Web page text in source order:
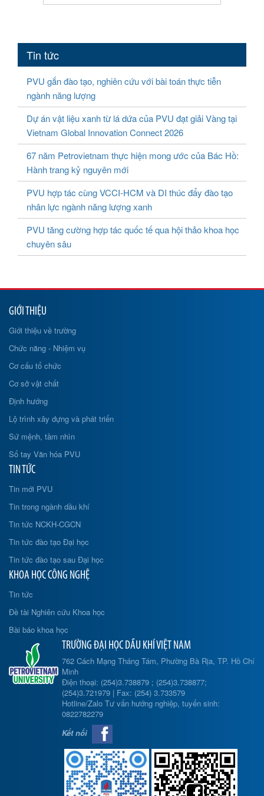
Tin tức
PVU gắn đào tạo, nghiên cứu với bài toán thực tiễn
ngành năng lượng
Dự án vật liệu xanh từ lá dứa của PVU đạt giải Vàng tại
Vietnam Global Innovation Connect 2026
67 năm Petrovietnam thực hiện mong ước của Bác Hồ:
Hành trang kỷ nguyên mới
PVU hợp tác cùng VCCI-HCM và DI thúc đẩy đào tạo
nhân lực ngành năng lượng xanh
PVU tăng cường hợp tác quốc tế qua hội thảo khoa học
chuyên sâu
GIỚI THIỆU
Giới thiệu về trường
Chức năng - Nhiệm vụ
Cơ cấu tổ chức
Cơ sở vật chất
Định hướng
Lộ trình xây dựng và phát triển
Sứ mệnh, tầm nhìn
Sổ tay Văn hóa PVU
TIN TỨC
Tin mới PVU
Tin trong ngành dầu khí
Tin tức NCKH-CGCN
Tin tức đào tạo Đại học
Tin tức đào tạo sau Đại học
KHOA HỌC CÔNG NGHỆ
Tin tức
Đề tài Nghiên cứu Khoa học
Bài báo khoa học
TRƯỜNG ĐẠI HỌC DẦU KHÍ VIỆT NAM
762 Cách Mạng Tháng Tám, Phường Bà Rịa, TP. Hồ Chí
Minh
Điện thoại: (254)3.738879 ; (254)3.738877;
(254)3.721979 | Fax: (254) 3.733579
Hotline/Zalo Tư vấn hướng nghiệp, tuyển sinh:
0822782279
Kết nối